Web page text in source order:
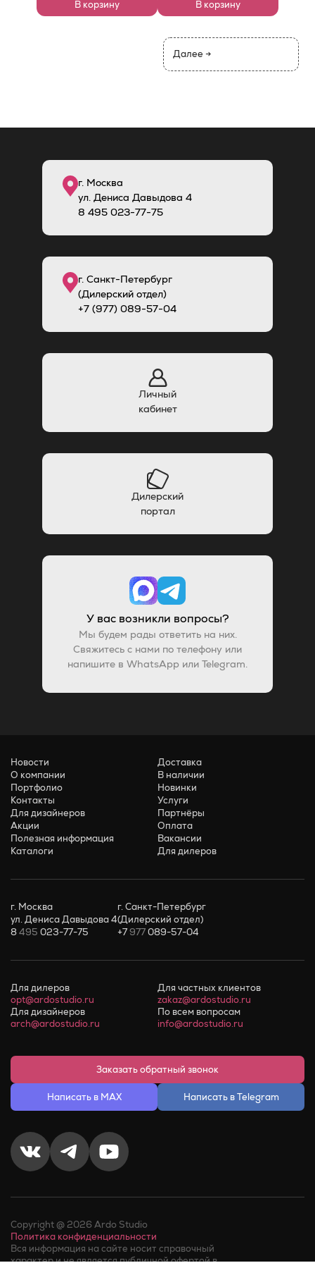
белая
В корзину
белая
В корзину
Далее →
г. Москва
ул. Дениса Давыдова 4
8 495 023-77-75
г. Санкт-Петербург
(Дилерский отдел)
+7 (977) 089-57-04
Личный
кабинет
Дилерский
портал
У вас возникли вопросы?
Мы будем рады ответить на них.
Свяжитесь с нами по телефону или
напишите в WhatsApp или Telegram.
Новости
О компании
Портфолио
Контакты
Для дизайнеров
Акции
Полезная информация
Каталоги
Доставка
В наличии
Новинки
Услуги
Партнёры
Оплата
Вакансии
Для дилеров
г. Москва
ул. Дениса Давыдова 4
8495 023-77-75
г. Санкт-Петербург
(Дилерский отдел)
+7977089-57-04
Для дилеров
opt@ardostudio.ru
Для частных клиентов
zakaz@ardostudio.ru
Для дизайнеров
arch@ardostudio.ru
По всем вопросам
info@ardostudio.ru
Заказать обратный звонок
Написать в MAX Написать в Telegram
Copyright @ 2026 Ardo Studio
Политика конфиденциальности
Вся информация на сайте носит справочный
характер и не является публичной офертой в